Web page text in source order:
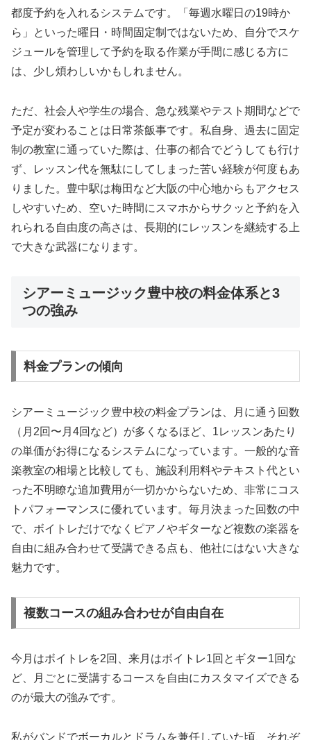
都度予約を入れるシステムです。「毎週水曜日の19時か
ら」といった曜日・時間固定制ではないため、自分でスケ
ジュールを管理して予約を取る作業が手間に感じる方に
は、少し煩わしいかもしれません。
ただ、社会人や学生の場合、急な残業やテスト期間などで
予定が変わることは日常茶飯事です。私自身、過去に固定
制の教室に通っていた際は、仕事の都合でどうしても行け
ず、レッスン代を無駄にしてしまった苦い経験が何度もあ
りました。豊中駅は梅田など大阪の中心地からもアクセス
しやすいため、空いた時間にスマホからサクッと予約を入
れられる自由度の高さは、長期的にレッスンを継続する上
で大きな武器になります。
シアーミュージック豊中校の料金体系と3
つの強み
料金プランの傾向
シアーミュージック豊中校の料金プランは、月に通う回数
（月2回〜月4回など）が多くなるほど、1レッスンあたり
の単価がお得になるシステムになっています。一般的な音
楽教室の相場と比較しても、施設利用料やテキスト代とい
った不明瞭な追加費用が一切かからないため、非常にコス
トパフォーマンスに優れています。毎月決まった回数の中
で、ボイトレだけでなくピアノやギターなど複数の楽器を
自由に組み合わせて受講できる点も、他社にはない大きな
魅力です。
複数コースの組み合わせが自由自在
今月はボイトレを2回、来月はボイトレ1回とギター1回な
ど、月ごとに受講するコースを自由にカスタマイズできる
のが最大の強みです。
私がバンドでボーカルとドラムを兼任していた頃、それぞ